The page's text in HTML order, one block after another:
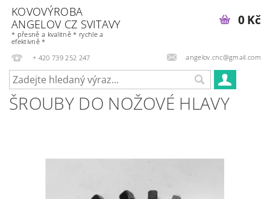
KOVOVÝROBA
ANGELOV CZ SVITAVY
* přesně a kvalitně * rychle a
efektivně *
+ 420 739 252 247
angelov.cnc@gmail.com
0 Kč
ŠROUBY DO NOŽOVÉ HLAVY